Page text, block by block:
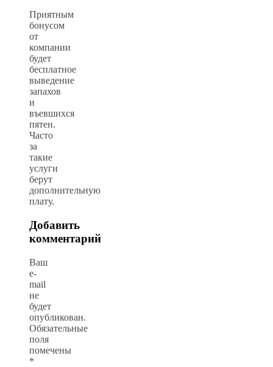
Приятным
бонусом
от
компании
будет
бесплатное
выведение
запахов
и
въевшихся
пятен.
Часто
за
такие
услуги
берут
дополнительную
плату.
Добавить
комментарий
Ваш
e-
mail
не
будет
опубликован.
Обязательные
поля
помечены
*